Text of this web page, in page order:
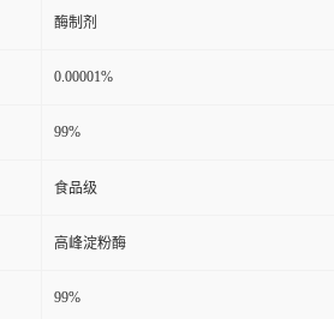
酶制剂
0.00001%
99%
食品级
高峰淀粉酶
99%